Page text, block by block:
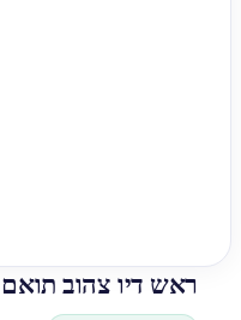
ראש דיו צהוב תואם LEXMARK 100XL 14N1071E